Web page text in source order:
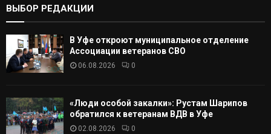
А
ВЫБОР РЕДАКЦИИ
В Уфе откроют муниципальное отделение
Ассоциации ветеранов СВО
06.08.2026 0
«Люди особой закалки»: Рустам Шарипов
обратился к ветеранам ВДВ в Уфе
02.08.2026 0